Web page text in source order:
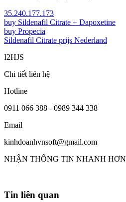
35.240.177.173
buy Sildenafil Citrate + Dapoxetine
buy Propecia
Sildenafil Citrate prijs Nederland
I2HJS
Chi tiết liên hệ
Hotline
0911 066 388 - 0989 344 338
Email
kinhdoanhvnsoft@gmail.com
NHẬN THÔNG TIN NHANH HƠN
Tin liên quan